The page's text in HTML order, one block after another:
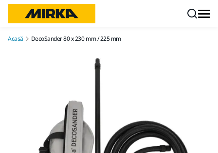
Acasă DecoSander 80 x 230 mm / 225 mm